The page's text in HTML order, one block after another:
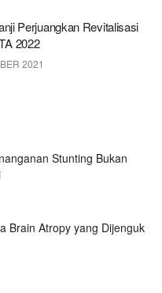
Perjuangkan Revitalisasi
2022
2021
Stunting Bukan
Brain Atropy yang Dijenguk